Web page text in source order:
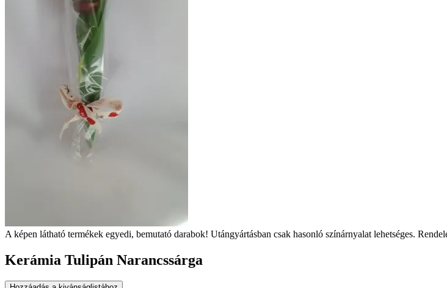
A képen látható termékek egyedi, bemutató darabok! Utángyártásban csak hasonló színárnyalat lehetséges.
Kerámia Tulipán Narancssárga